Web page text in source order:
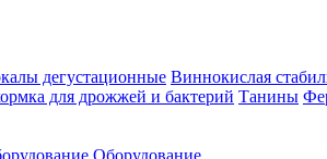
дегустационные Виннокислая
для дрожжей и бактерий Танины
Оборудование